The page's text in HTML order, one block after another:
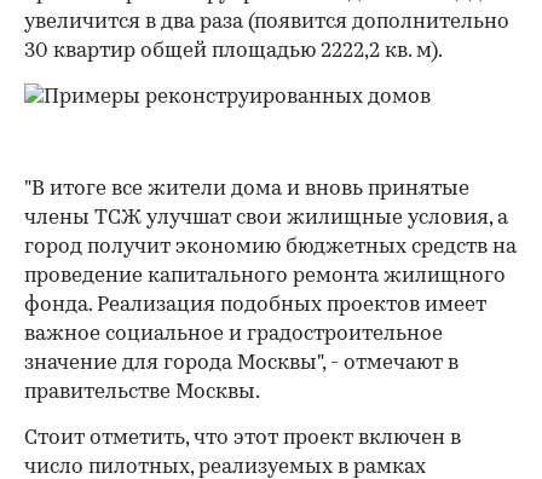
увеличится в два раза (появится дополнительно
30 квартир общей площадью 2222,2 кв. м).
"В итоге все жители дома и вновь принятые
члены ТСЖ улучшат свои жилищные условия, а
город получит экономию бюджетных средств на
проведение капитального ремонта жилищного
фонда. Реализация подобных проектов имеет
важное социальное и градостроительное
значение для города Москвы", - отмечают в
правительстве Москвы.
Стоит отметить, что этот проект включен в
число пилотных, реализуемых в рамках